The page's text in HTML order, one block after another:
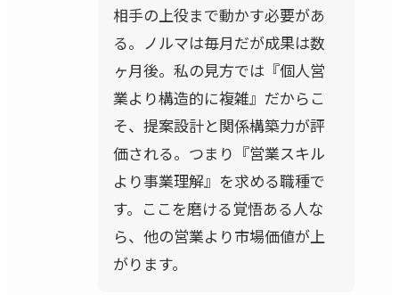
相手の上役まで動かす必要があ
る。ノルマは毎月だが成果は数
ヶ月後。私の見方では『個人営
業より構造的に複雑』だからこ
そ、提案設計と関係構築力が評
価される。つまり『営業スキル
より事業理解』を求める職種で
す。ここを磨ける覚悟ある人な
ら、他の営業より市場価値が上
がります。